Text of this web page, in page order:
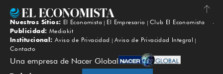
Subir
Nuestros Sitios: El Economista El Empresario
Club El Economista
Publicidad: Mediakit
Institucional: Aviso de Privacidad
Aviso de Privacidad Integral
Contacto
Una empresa de Nacer Global